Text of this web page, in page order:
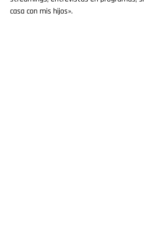
casa con mis hijos».